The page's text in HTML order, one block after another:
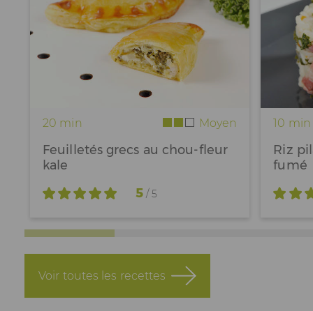
20 min Moyen
Feuilletés grecs au chou-fleur
kale
5/ 5
10 min
Riz
fumé
Voir toutes les recettes